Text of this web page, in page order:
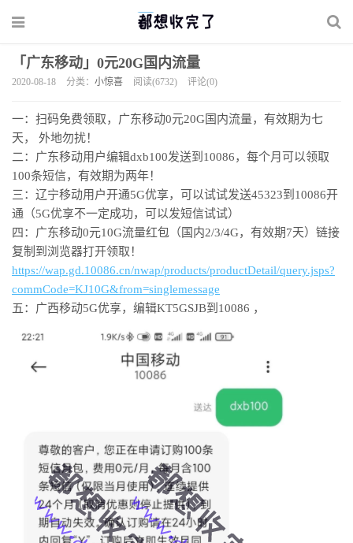
「广东移动」0元20G国内流量
2020-08-18 分类： 小惊喜 阅读(6732) 评论(0)
一：扫码免费领取，广东移动0元20G国内流量，有效期为七
天， 外地勿扰！
二：广东移动用户编辑dxb100发送到10086，每个月可以领取
100条短信，有效期为两年！
三：辽宁移动用户开通5G优享，可以试试发送45323到10086开
通（5G优享不一定成功，可以发短信试试）
​​四：广东移动0元10G流量红包（国内2/3/4G，有效期7天）​​链接
复制到浏览器打开领取！
https://wap.gd.10086.cn/nwap/products/productDetail/query.jsps?
commCode=KJ10G&from=singlemessage
五：广西移动5G优享，编辑KT5GSJB到10086 ，